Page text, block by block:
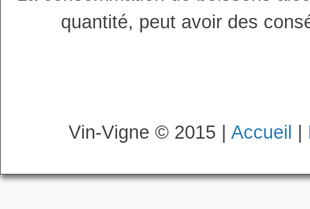
quantité, peut avoir des
Vin-Vigne © 2015 | Accueil